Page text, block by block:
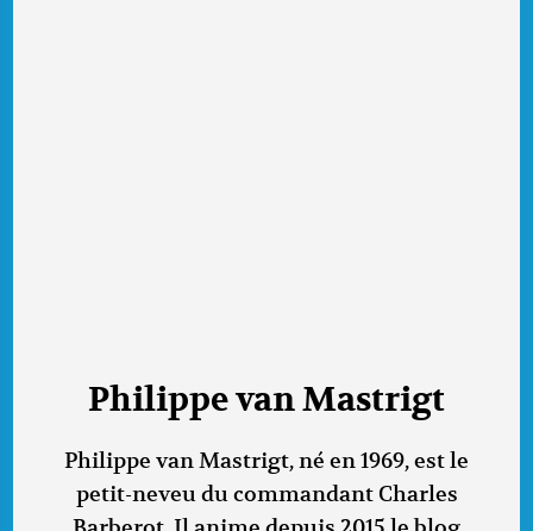
Philippe van Mastrigt
Philippe van Mastrigt, né en 1969, est le
petit-neveu du commandant Charles